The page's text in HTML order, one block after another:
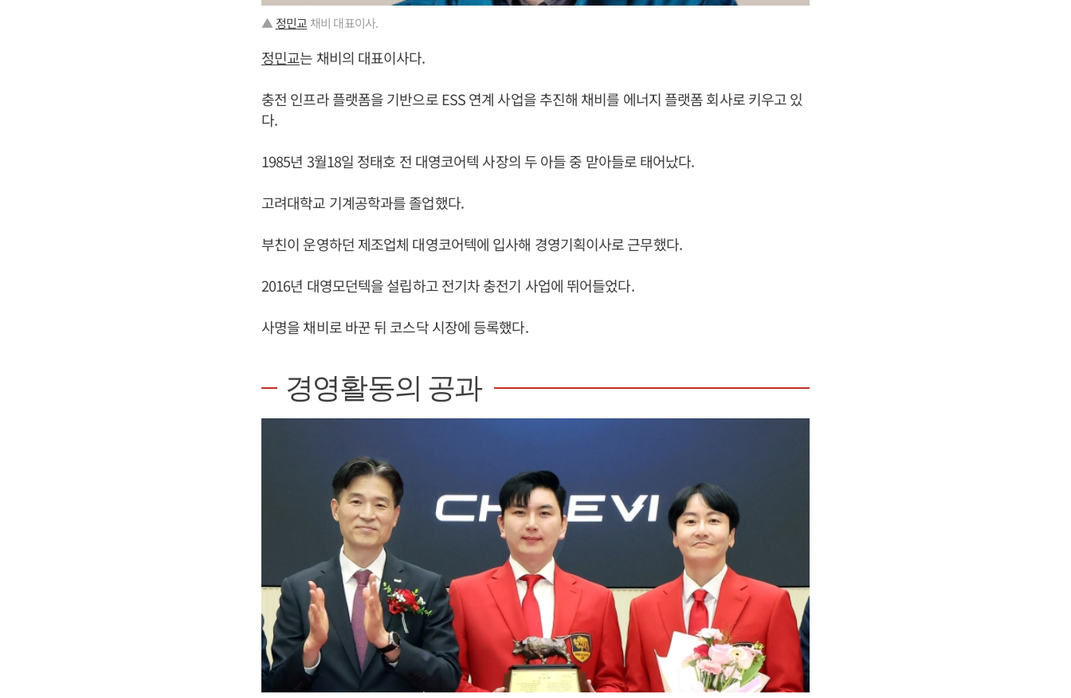
▲ 정민교 채비 대표이사.
정민교는 채비의 대표이사다.
충전 인프라 플랫폼을 기반으로 ESS 연계 사업을 추진해 채비를 에너지 플랫폼 회사로 키우고 있
다.
1985년 3월18일 정태호 전 대영코어텍 사장의 두 아들 중 맏아들로 태어났다.
고려대학교 기계공학과를 졸업했다.
부친이 운영하던 제조업체 대영코어텍에 입사해 경영기획이사로 근무했다.
2016년 대영모던텍을 설립하고 전기차 충전기 사업에 뛰어들었다.
사명을 채비로 바꾼 뒤 코스닥 시장에 등록했다.
경영활동의 공과